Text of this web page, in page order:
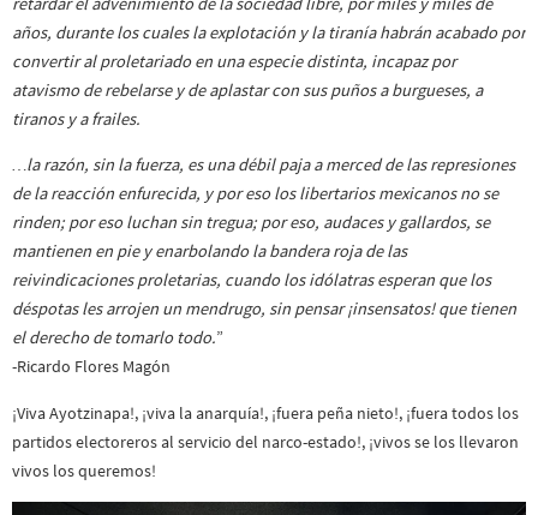
años, durante los cuales la explotación y la tiranía habrán acabado por
convertir al proletariado en una especie distinta, incapaz por
atavismo de rebelarse y de aplastar con sus puños a burgueses, a
tiranos y a frailes.
…la razón, sin la fuerza, es una débil paja a merced de las represiones
de la reacción enfurecida, y por eso los libertarios mexicanos no se
rinden; por eso luchan sin tregua; por eso, audaces y gallardos, se
mantienen en pie y enarbolando la bandera roja de las
reivindicaciones proletarias, cuando los idólatras esperan que los
déspotas les arrojen un mendrugo, sin pensar ¡insensatos! que tienen
el derecho de tomarlo todo.”
-Ricardo Flores Magón
¡Viva Ayotzinapa!, ¡viva la anarquía!, ¡fuera peña nieto!, ¡fuera todos los
partidos electoreros al servicio del narco-estado!, ¡vivos se los llevaron
vivos los queremos!